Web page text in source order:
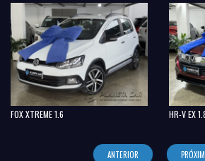
FOX XTREME 1.6 HR-V EX
ANTERIOR